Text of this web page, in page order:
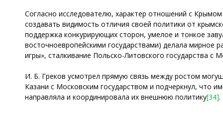
Согласно исследователю, характер отношений с
создавать видимость отличия своей политики от
поддержка конкурирующих сторон, умелое и тонкое
восточноевропейскими государствами) делала
игры», сталкивание Польско-Литовского государства
И. Б. Греков усмотрел прямую связь между ростом
Казани с Московским государством и подчеркнул, что
направляла и координировала их внешнюю политику[34].